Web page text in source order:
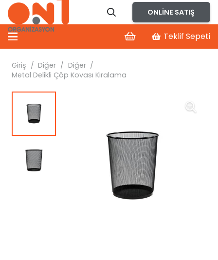
ONLINE SATIŞ
Teklif Sepeti
Giriş / Diğer / Diğer /
Metal Delikli Çöp Kovası Kiralama